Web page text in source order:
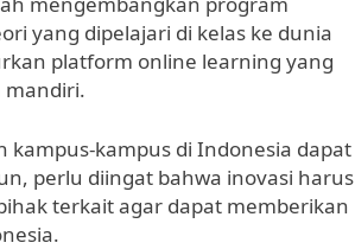
yang dipelajari di kelas ke dunia
platform online learning yang
mandiri.
kampus-kampus di Indonesia dapat
perlu diingat bahwa inovasi harus
terkait agar dapat memberikan